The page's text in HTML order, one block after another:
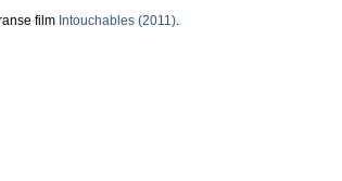
film Intouchables (2011).